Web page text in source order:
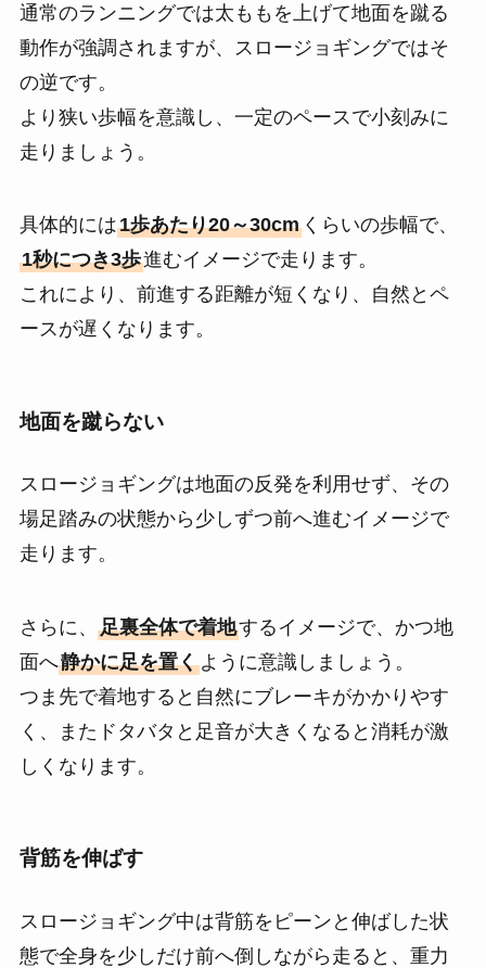
通常のランニングでは太ももを上げて地面を蹴る
動作が強調されますが、スロージョギングではそ
の逆です。
より狭い歩幅を意識し、一定のペースで小刻みに
走りましょう。
具体的には1歩あたり20～30cmくらいの歩幅で、
1秒につき3歩進むイメージで走ります。
これにより、前進する距離が短くなり、自然とペ
ースが遅くなります。
地面を蹴らない
スロージョギングは地面の反発を利用せず、その
場足踏みの状態から少しずつ前へ進むイメージで
走ります。
さらに、 足裏全体で着地するイメージで、かつ地
面へ静かに足を置くように意識しましょう。
つま先で着地すると自然にブレーキがかかりやす
く、またドタバタと足音が大きくなると消耗が激
しくなります。
背筋を伸ばす
スロージョギング中は背筋をピーンと伸ばした状
態で全身を少しだけ前へ倒しながら走ると、重力